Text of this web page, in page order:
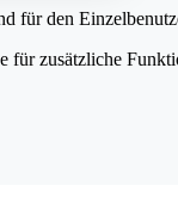
für den
für zusätzliche